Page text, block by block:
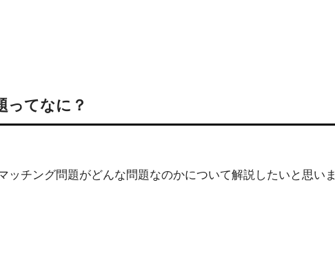
ってなに？
ッチング問題がどんな問題なのかについて解説したいと思いま